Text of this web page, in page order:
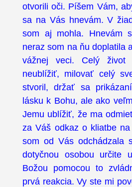
otvorili oči. Píšem Vám,
sa na Vás hnevám. V
som aj mohla. Hnevám
neraz som na ňu doplatila
vážnej veci. Celý život
neublížiť, milovať celý
stvoril, držať sa
lásku k Bohu, ale ako
Jemu ublížiť, že ma
za Váš odkaz o kliatbe
som od Vás odchádzala
dotyčnou osobou určite
Božou pomocou to
prvá reakcia. Vy ste mi